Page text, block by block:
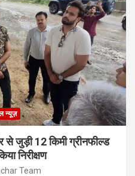
न्यूज़
से जुड़ी 12 किमी ग्रीनफील्ड
निरीक्षण
Team